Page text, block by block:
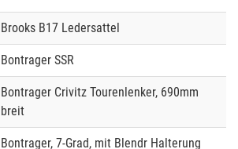
Brooks B17 Ledersattel
Bontrager SSR
Bontrager Crivitz Tourenlenker, 690mm
breit
Bontrager, 7-Grad, mit Blendr Halterung